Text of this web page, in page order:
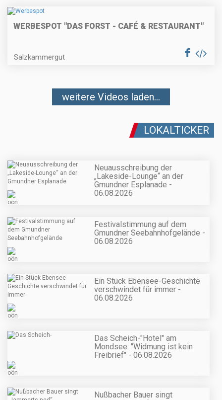
WERBESPOT "DAS FORST - CAFÉ & RESTAURANT"
Salzkammergut
weitere Videos laden...
LOKALTICKER
Neuausschreibung der
„Lakeside-Lounge“ an der
Gmundner Esplanade -
06.08.2026
Festivalstimmung auf dem
Gmundner Seebahnhofgelände -
06.08.2026
Ein Stück Ebensee-Geschichte
verschwindet für immer -
06.08.2026
Das Scheich-"Hotel" am
Mondsee: "Widmung ist kein
Freibrief" - 06.08.2026
Nußbacher Bauer singt